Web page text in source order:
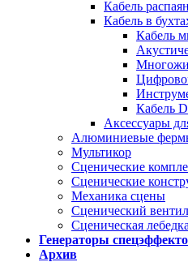
Кабель
Кабель в
Кабель
Кабель
Аксессуары
Алюминиевые
Мультикор
Сценические
Сценические
Механика сцены
Сценический
Сценическая лебедка
Генераторы
Архив